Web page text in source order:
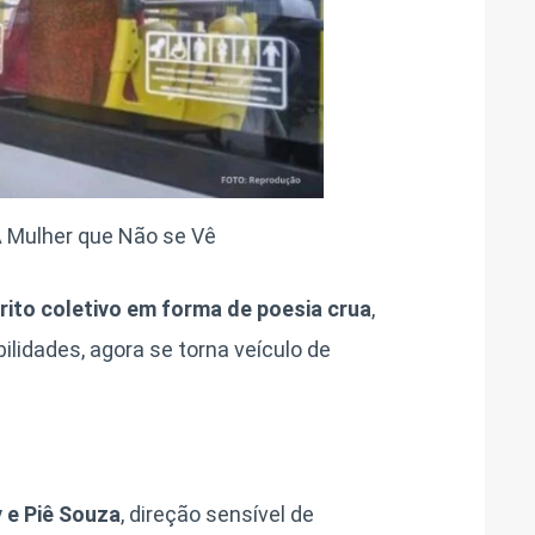
que Não se Vê
coletivo em forma de poesia crua,
agora se torna veículo de
Piê Souza, direção sensível de